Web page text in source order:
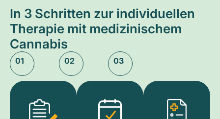
In 3 Schritten zur individuellen
Therapie mit medizinischem
Cannabis
01 02 03